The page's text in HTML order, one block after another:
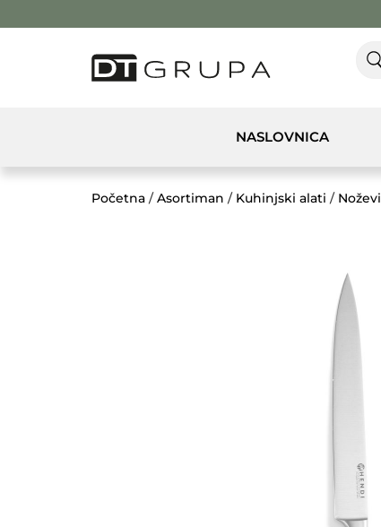
NASLOVNICA
Početna /Asortiman / Kuhinjski alati / Noževi